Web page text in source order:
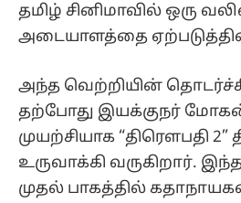
தமிழ் சினிமாவில் ஒரு
அடையாளத்தை
அந்த வெற்றியின்
தற்போது இயக்குநர்
முயற்சியாக “திரௌபதி
உருவாக்கி வருகிறார்.
முதல் பாகத்தில்